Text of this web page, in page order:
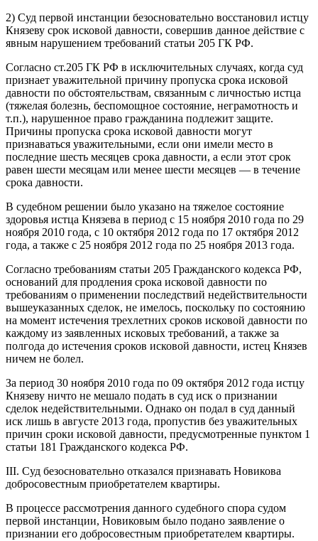
2) Суд первой инстанции безосновательно восстановил истцу
Князеву срок исковой давности, совершив данное действие с
явным нарушением требований статьи 205 ГК РФ.
Согласно ст.205 ГК РФ в исключительных случаях, когда суд
признает уважительной причину пропуска срока исковой
давности по обстоятельствам, связанным с личностью истца
(тяжелая болезнь, беспомощное состояние, неграмотность и
т.п.), нарушенное право гражданина подлежит защите.
Причины пропуска срока исковой давности могут
признаваться уважительными, если они имели место в
последние шесть месяцев срока давности, а если этот срок
равен шести месяцам или менее шести месяцев — в течение
срока давности.
В судебном решении было указано на тяжелое состояние
здоровья истца Князева в период с 15 ноября 2010 года по 29
ноября 2010 года, с 10 октября 2012 года по 17 октября 2012
года, а также с 25 ноября 2012 года по 25 ноября 2013 года.
Согласно требованиям статьи 205 Гражданского кодекса РФ,
оснований для продления срока исковой давности по
требованиям о применении последствий недействительности
вышеуказанных сделок, не имелось, поскольку по состоянию
на момент истечения трехлетних сроков исковой давности по
каждому из заявленных исковых требований, а также за
полгода до истечения сроков исковой давности, истец Князев
ничем не болел.
За период 30 ноября 2010 года по 09 октября 2012 года истцу
Князеву ничто не мешало подать в суд иск о признании
сделок недействительными. Однако он подал в суд данный
иск лишь в августе 2013 года, пропустив без уважительных
причин сроки исковой давности, предусмотренные пунктом 1
статьи 181 Гражданского кодекса РФ.
III. Суд безосновательно отказался признавать Новикова
добросовестным приобретателем квартиры.
В процессе рассмотрения данного судебного спора судом
первой инстанции, Новиковым было подано заявление о
признании его добросовестным приобретателем квартиры.